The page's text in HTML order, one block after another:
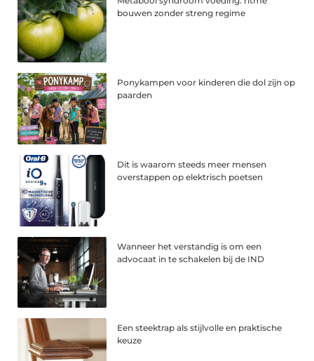
bouwen zonder streng regime
Ponykampen voor kinderen die dol zijn op
paarden
Dit is waarom steeds meer mensen
overstappen op elektrisch poetsen
Wanneer het verstandig is om een
advocaat in te schakelen bij de IND
Een steektrap als stijlvolle en praktische
keuze